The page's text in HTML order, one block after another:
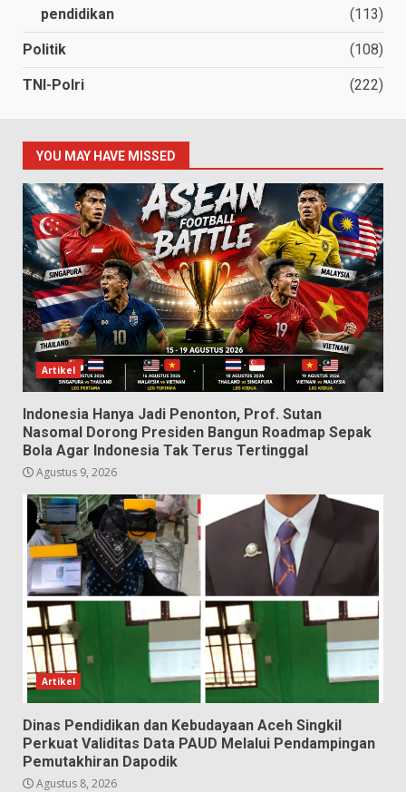
pendidikan (113)
Politik (108)
TNI-Polri (222)
YOU MAY HAVE MISSED
Artikel
Indonesia Hanya Jadi Penonton, Prof. Sutan
Nasomal Dorong Presiden Bangun Roadmap Sepak
Bola Agar Indonesia Tak Terus Tertinggal
Agustus 9, 2026
Artikel
Dinas Pendidikan dan Kebudayaan Aceh Singkil
Perkuat Validitas Data PAUD Melalui Pendampingan
Pemutakhiran Dapodik
Agustus 8, 2026